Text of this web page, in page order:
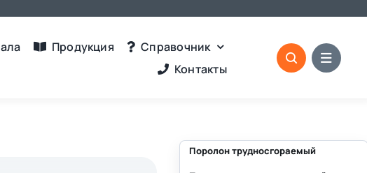
Продукция
Справочник
Контакты
Поролон трудносгораемый